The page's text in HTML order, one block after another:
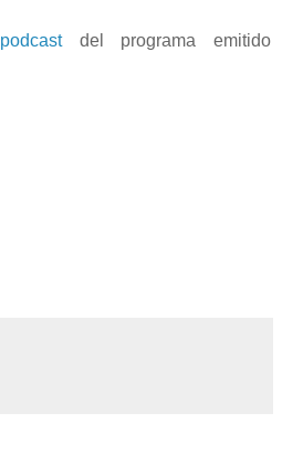
podcastdel programa emitido